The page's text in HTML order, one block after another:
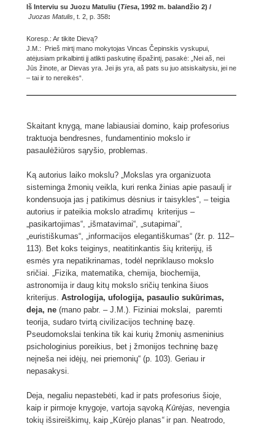
Iš Interviu su Juozu Matuliu (Tiesa, 1992 m. balandžio 2) /
Juozas Matulis, t. 2, p. 358:
Koresp.: Ar tikite Dievą?
J.M.: Prieš mirtį mano mokytojas Vincas Čepinskis vyskupui,
atėjusiam prikalbinti jį atlikti paskutinę išpažintį, pasakė: „Nei aš, nei
Jūs žinote, ar Dievas yra. Jei jis yra, aš pats su juo atsiskaitysiu, jei ne
– tai ir to nereikės“.
Skaitant knygą, mane labiausiai domino, kaip profesorius
traktuoja bendresnes, fundamentinio mokslo ir
pasaulėžiūros sąryšio, problemas.
Ką autorius laiko mokslu? „Mokslas yra organizuota
sisteminga žmonių veikla, kuri renka žinias apie pasaulį ir
kondensuoja jas į patikimus dėsnius ir taisykles“, – teigia
autorius ir pateikia mokslo atradimų kriterijus –
„pasikartojimas“, „išmatavimai“, „sutapimai“,
„euristiškumas“, „informacijos elegantiškumas“ (žr. p. 112–
113). Bet koks teiginys, neatitinkantis šių kriterijų, iš
esmės yra nepatikrinamas, todėl nepriklauso mokslo
sričiai. „Fizika, matematika, chemija, biochemija,
astronomija ir daug kitų mokslo sričių tenkina šiuos
kriterijus. Astrologija, ufologija, pasaulio sukūrimas,
deja, ne (mano pabr. – J.M.). Fiziniai mokslai, paremti
teorija, sudaro tvirtą civilizacijos techninę bazę.
Pseudomokslai tenkina tik kai kurių žmonių asmeninius
psichologinius poreikius, bet į žmonijos techninę bazę
neįneša nei idėjų, nei priemonių“ (p. 103). Geriau ir
nepasakysi.
Deja, negaliu nepastebėti, kad ir pats profesorius šioje,
kaip ir pirmoje knygoje, vartoja sąvoką Kūrėjas, nevengia
tokių išsireiškimų, kaip „Kūrėjo planas“ ir pan. Neatrodo,